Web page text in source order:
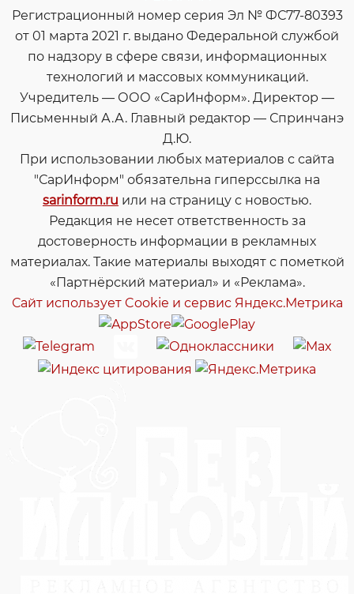
Регистрационный номер серия Эл № ФС77-80393
от 01 марта 2021 г. выдано Федеральной службой
по надзору в сфере связи, информационных
технологий и массовых коммуникаций.
Учредитель — ООО «СарИнформ». Директор —
Письменный А.А. Главный редактор — Спринчанэ
Д.Ю.
При использовании любых материалов с сайта
"СарИнформ" обязательна гиперссылка на
sarinform.ru или на страницу с новостью.
Редакция не несет ответственность за
достоверность информации в рекламных
материалах. Такие материалы выходят с пометкой
«Партнёрский материал» и «Реклама».
Сайт использует Cookie и сервиc Яндекс.Метрика